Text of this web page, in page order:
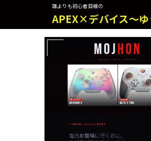
誰よりも初心者目線の
APEX×デバイス～